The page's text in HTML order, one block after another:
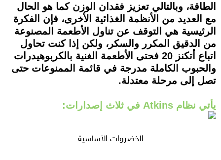
الطاقة، وبالتالي تعزيز فقدان الوزن كما هو الحال
مع العديد من الأنظمة الغذائية الأخرى، فإن الفكرة
الرئيسية هي التوقف عن تناول الأطعمة المصنوعة
من الدقيق المكرر والسكر، ولكن إذا كنت تحاول
اتباع أتكنز 20 فحتى الأطعمة الغنية بالكربوهيدرات
والحبوب الكاملة مدرجة في قائمة الممنوعات حتى
تصل إلى مرحلة معتدلة.
يأتي نظام Atkins في ثلاث إصدارات:
الخضروات الأساسية